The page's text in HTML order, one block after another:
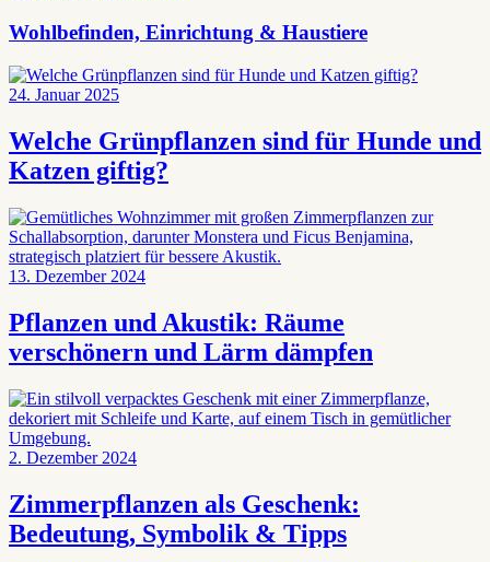
Wohlbefinden, Einrichtung & Haustiere
24. Januar 2025
Welche Grünpflanzen sind für Hunde und
Katzen giftig?
13. Dezember 2024
Pflanzen und Akustik: Räume
verschönern und Lärm dämpfen
2. Dezember 2024
Zimmerpflanzen als Geschenk:
Bedeutung, Symbolik & Tipps